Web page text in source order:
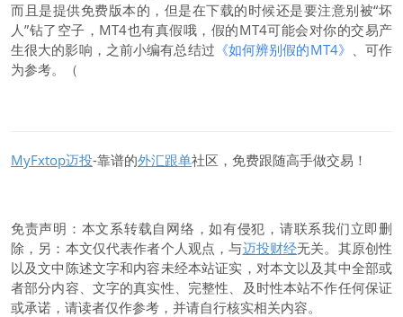
而且是提供免费版本的，但是在下载的时候还是要注意别被“坏
人”钻了空子，MT4也有真假哦，假的MT4可能会对你的交易产
生很大的影响，之前小编有总结过 《如何辨别假的MT4》 、可作
为参考。（
MyFxtop迈投-靠谱的外汇跟单社区，免费跟随高手做交易！
免责声明：本文系转载自网络，如有侵犯，请联系我们立即删
除，另：本文仅代表作者个人观点，与迈投财经无关。其原创性
以及文中陈述文字和内容未经本站证实，对本文以及其中全部或
者部分内容、文字的真实性、完整性、及时性本站不作任何保证
或承诺，请读者仅作参考，并请自行核实相关内容。